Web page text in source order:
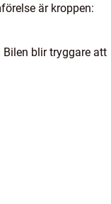
är kroppen:
blir tryggare att